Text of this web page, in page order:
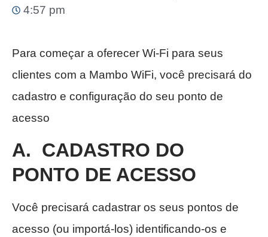
4:57 pm
Para começar a oferecer Wi-Fi para seus
clientes com a Mambo WiFi, você precisará do
cadastro e configuração do seu ponto de
acesso
A. CADASTRO DO
PONTO DE ACESSO
Você precisará cadastrar os seus pontos de
acesso (ou importá-los) identificando-os e